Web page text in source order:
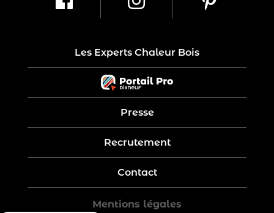
Les Experts Chaleur Bois
Presse
Recrutement
Contact
Mentions légales